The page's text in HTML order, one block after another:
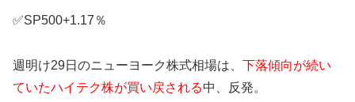
✅SP500+1.17％
週明け29日のニューヨーク株式相場は、 下落傾向が続い
ていたハイテク株が買い戻される中、反発。